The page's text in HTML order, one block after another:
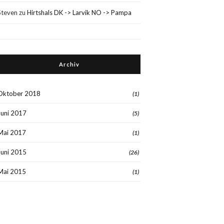
zuHirtshals DK -> Larvik NO -> Pampa
Archiv
2018 (1)
2017 (5)
2017 (1)
2015 (26)
2015 (1)